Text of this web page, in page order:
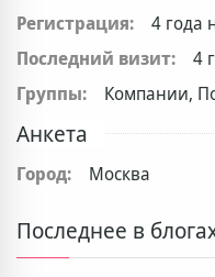
Регистрация:
4 года
Последний визит:
4
Группы:
Компании,
Анкета
Город: Москва
Последнее в